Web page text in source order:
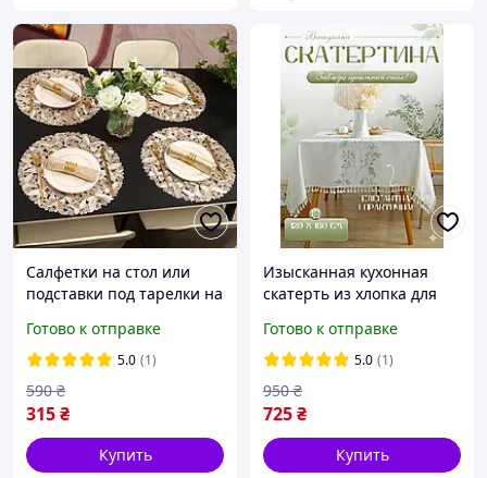
Салфетки на стол или
подставки под тарелки на
подтарельники 4шт,
бабочки
Готово к отправке
5.0 (1)
315₴
590 ₴
Купить
Изысканная кухонная
скатерть из хлопка для
или для домашнего
использования 120 х 180
см
Готово к отправке
5.0 (1)
725₴
950 ₴
Купить